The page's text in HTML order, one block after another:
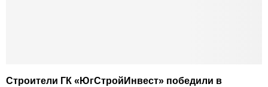
Строители ГК «ЮгСтройИнвест» победили в